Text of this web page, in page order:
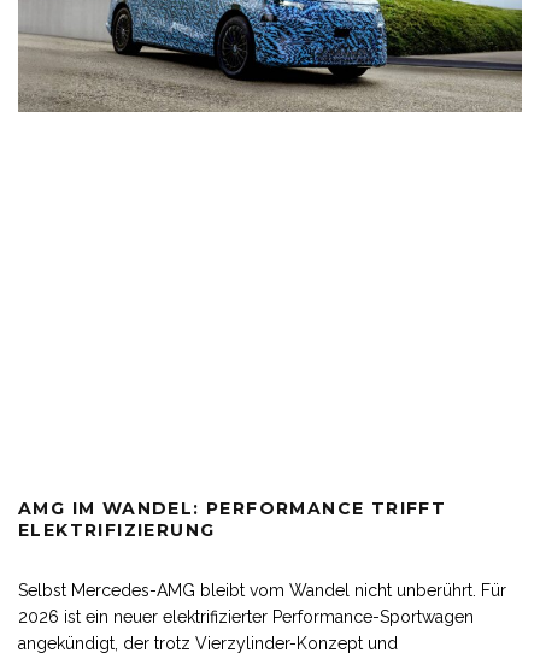
AMG IM WANDEL: PERFORMANCE TRIFFT
ELEKTRIFIZIERUNG
Selbst Mercedes-AMG bleibt vom Wandel nicht unberührt. Für
2026 ist ein neuer elektrifizierter Performance-Sportwagen
angekündigt, der trotz Vierzylinder-Konzept und